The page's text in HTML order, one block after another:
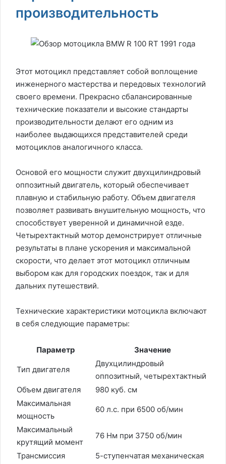
производительность
Этот мотоцикл представляет собой воплощение
инженерного мастерства и передовых технологий
своего времени. Прекрасно сбалансированные
технические показатели и высокие стандарты
производительности делают его одним из
наиболее выдающихся представителей среди
мотоциклов аналогичного класса.
Основой его мощности служит двухцилиндровый
оппозитный двигатель, который обеспечивает
плавную и стабильную работу. Объем двигателя
позволяет развивать внушительную мощность, что
способствует уверенной и динамичной езде.
Четырехтактный мотор демонстрирует отличные
результаты в плане ускорения и максимальной
скорости, что делает этот мотоцикл отличным
выбором как для городских поездок, так и для
дальних путешествий.
Технические характеристики мотоцикла включают
в себя следующие параметры:
Параметр Значение
Тип двигателя
Двухцилиндровый
оппозитный, четырехтактный
Объем двигателя
980 куб. см
Максимальная
мощность
60 л.с. при 6500 об/мин
Максимальный
крутящий момент
76 Нм при 3750 об/мин
Трансмиссия
5-ступенчатая механическая